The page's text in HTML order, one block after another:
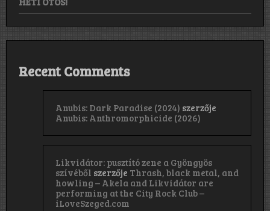
Recent Comments
Anubis: Dark Paradise (2024) szerzője
Anubis: Anthromorphicide (2026)
Likvidátor: pusztító zene a Gyöngyös
szívéből szerzője Thrash, black metal, and
howling – Akela and Likvidátor are
performing at the City Rock Club –
iLoveSzeged.com